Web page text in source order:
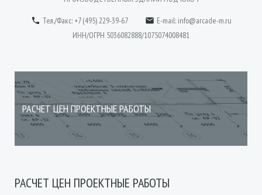
 Тел./Факс: +7 (495) 229-39-67  E-mail: info@arcade-m.ru
ИНН/ОГРН 5036082888/1075074008481
РАСЧЕТ ЦЕН ПРОЕКТНЫЕ РАБОТЫ
РАСЧЕТ ЦЕН ПРОЕКТНЫЕ РАБОТЫ